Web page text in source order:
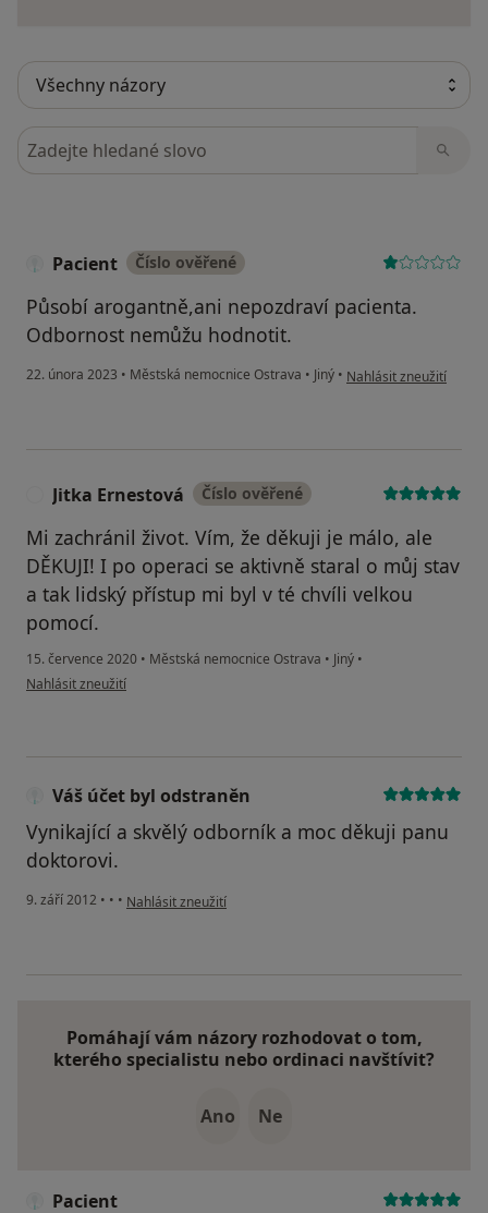
Hledejte v názorech
Pacient Číslo ověřené
Působí arogantně,ani nepozdraví pacienta.
Odbornost nemůžu hodnotit.
22. února 2023 • Městská nemocnice Ostrava • Jiný • podle názoru uživatele
Nahlásit zneužití
Jitka Ernestová Číslo ověřené
Mi zachránil život. Vím, že děkuji je málo, ale
DĚKUJI! I po operaci se aktivně staral o můj stav
a tak lidský přístup mi byl v té chvíli velkou
pomocí.
15. července 2020 • Městská nemocnice Ostrava • Jiný •
podle názoru uživatele Jitka Ernestová
Nahlásit zneužití
Váš účet byl odstraněn
Vynikající a skvělý odborník a moc děkuji panu
doktorovi.
9. září 2012 • • • podle názoru uživatele Váš účet byl odstraněn
Nahlásit zneužití
Pomáhají vám názory rozhodovat o tom,
kterého specialistu nebo ordinaci navštívit?
Ano Ne
Pacient